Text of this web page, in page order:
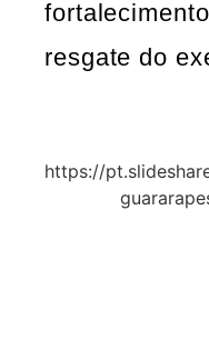
resgate do
https://